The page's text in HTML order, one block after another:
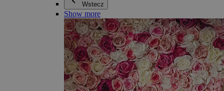
Wstecz
Show more